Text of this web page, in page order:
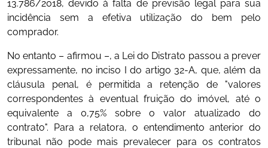
13.786/2018, devido à falta de previsão legal para sua
incidência sem a efetiva utilização do bem pelo
comprador.
No entanto – afirmou –, a Lei do Distrato passou a prever
expressamente, no inciso I do artigo 32-A, que, além da
cláusula penal, é permitida a retenção de "valores
correspondentes à eventual fruição do imóvel, até o
equivalente a 0,75% sobre o valor atualizado do
contrato". Para a relatora, o entendimento anterior do
tribunal não pode mais prevalecer para os contratos